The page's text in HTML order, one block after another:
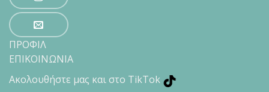
ΠΡΟΦΙΛ
ΕΠΙΚΟΙΝΩΝΙΑ
Ακολουθήστε μας και στο TikTok